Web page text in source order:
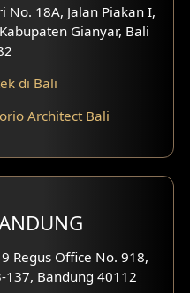
No. 18A, Jalan Piakan I,
Gianyar, Bali
di Bali
Architect Bali
Regus Office No. 918,
137, Bandung 40112